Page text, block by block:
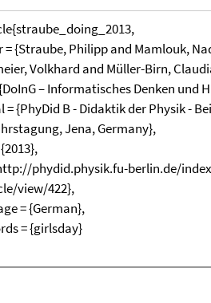
= {Straube, Philipp and Mamlouk,
Volkhard and Müller-Birn,
– Informatisches Denken und
= {PhyDid B - Didaktik der Physik -
Jena, Germany},
phydid.physik.fu-berlin.de/
view/422},
= {German},
= {girlsday}